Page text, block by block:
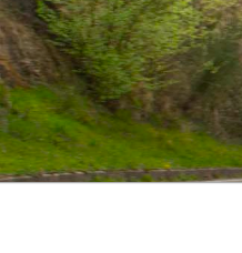
Saltar
al
contenido